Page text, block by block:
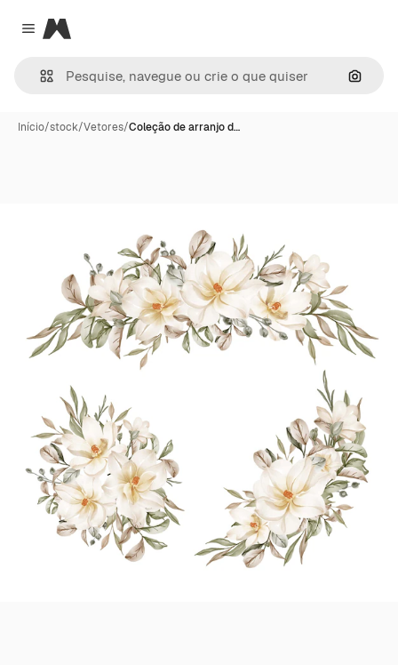
Close menu
Magnific
Início/stock/Vetores/Coleção de arranjo d…